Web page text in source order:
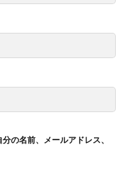
の名前、メールアドレス、